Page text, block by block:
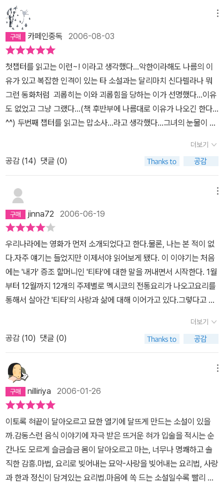
말하지 않은 걸 알려드릴까요? 우리 할머니는 아주 재미있는 이론을
가지고 계셨어요. 우리 모두 몸 안에 성냥갑 하나씩을 가지고 태어나
지만 혼자서는 그 성냥에 불을 당길 수 없다고 하셨죠. 방금 한 실험에
서처럼 산소와 촛불의 도움이 필요하다는 거예요. 예를 들어 산소는
사랑하는 사람의 입김이 될 수 있습니다. 그리고 촛불은 펑 하고 성냥
불을 일으켜줄 수 있는 음식이나 음악, 애무, 언어, 소리가 되겠지요.
잠시 동안 우리는 그 강렬한 느낌에 현혹됩니다. 우리 몸 안에서는 따
듯한 열기가 피어오르지요. 이것은 시간이 흐르면서 조금씩 사라지지
만 나중에 다시 그 불길을 되살릴 수 있는 또 다른 폭발이 일어납니다.
사람들은 각자 살아가기 위해 자신의 불곷을 일으켜줄 수 있는 것이
무엇인지 찾아야만 합니다. 그 불꽃이 일면서 생기는 연소 작용이 영
개비의 불도 지필 수 없게 됩니다. 이렇게 되면 영혼은 육체에서 달아
나 자신을 살찌워 줄 양식을 찾아 홀로 칠흑같이 어두운 곳을 헤매게
됩니다. 남겨두고 온 차갑고 힘없는 육체만이 그 양식을 줄 수 있다는
것을 모르고 말입니다.” 아! 얼마나 맞는 말인가! 티타는 그 누구보다
도 그 말에 공감했다. 티타는 불행히도 자신의 성냥이 이미 축축해져
서 곰팡이가 가득 슬어 있다는 것을 인정해야만 했다. 이제 다시는 그
누구도 불을 지필 수 없었다. 더 안타까운 것은 무엇이 자신의 불씨를
일으켜줄 수 있는지 알고 있는데도 성냥에 불이 붙으려고 할 때마다
도 한 듯 계속 말을 이었다. “그래서 차가운 입김을 가진 사람들에게
서는 멀리 떨어져 있어야 합니다. 그런 사람이 옆에 있는 것만으로도
가장 강렬한 불길이 꺼질 수 있으니까요. 그 결과는 우리도 이미 잘 알
고 있지 않습니까? 우리가 그런 사람들에게서 멀리 떨어져 있을수록
그 입김으로부터 우리 자신을 보호하기가 훨씬 더 수월하답니다.” 존
은 양손으로 티타의 한쪽 손을 감싸며 간단히 덧붙였다. “축축해진 성
냥갑을 말릴 수 있는 방법은 아주 많이 있어요. 그러니 안심하세요.”
(124-126)
라 펼쳐지는 것은 찬란한 음식의 향연이다. 1월부터 12월까지 단락을
붙여, 작가는 열 두가지 화려한 요리들을 펼쳐보인다. 요리의 복잡한
레시피만큼이나 심리묘사는 오묘하고 감칠맛난다.
카페인중독 2006-08-03
첫챕터를 읽고는 이런~! 이라고 생각했다...악한이라해도 나름의 이
유가 있고 복잡한 인격이 있는 타 소설과는 달리마치 신다렐라나 뭐
그런 동화처럼 괴롭히는 이와 괴롭힘을 당하는 이가 선명했다...이유
도 없었고 그냥 그랬다...(책 후반부에 나름대로 이유가 나오긴 한다...
^^) 두번째 챕터를 읽고는 맙소사...라고 생각했다...그녀의 눈물이 너
은이들은 모두 슬퍼졌고 토해댔다...말도 안됨에 머리가 띵했다... 그
러나...난 그 다음부터 책을 놓을 수 없었다...단순한 인물들의 극단적
인 성격이든 어이없는 줄거리든그 어떤 것도 이 책이 주는 즐거움에
장애가 될 순 없었다...오히려 그 어이없음과 단순함이동화와 소설의
경계에서 색다른 아름다움을 창조하여그녀가 음식을 통해 마법같이
전하는 메시지처럼...소설이 전하는 마법같은 메시지에.. 사로잡힌 것
이였다... 때론 관능적인 묘사도 나오는데...그게...관능적인 묘사가
그렇게 마녀의 스프단지마냥...신기함 반.. 황당함 반...그래서 관능적
이기라기보다 오히려 귀여운 동화같이 묘사가 되는데그런 독특함을
머라 말해야 할지 모르겠다... '기존의 남성문학에서 소외되어 있던 부
엌과 음식이라는 소재를 전면에 부각시켜 요리문학이라는 새로운 장
르를 연 작품' 이라는데...난 솔직히 요리라는 소재보다는 기존소설에
서 볼수 없었던그녀의 동화스럽기도하고 소설스럽기도한 화법이오히
려 더 독특하고 매력적이라 느꼈다... 달콤 쌉싸름한 초콜릿이라...
더보기
공감 (14) 댓글 (0)
jinna72 2006-06-19
우리나라에는 영화가 먼저 소개되었다고 한다.물론, 나는 본 적이 없
다.자주 얘기는 들었지만 이제서야 읽어보게 됐다. 이 이야기는 처음
에는 '내가' 증조 할머니인 '티타'에 대한 말을 꺼내면서 시작한다. 1월
부터 12월까지 12개의 주제별로 멕시코의 전통요리가 나오고요리를
통해서 살아간 '티타'의 사랑과 삶에 대해 이어가고 있다.그렇다고 요
않다는걸 금방 알 수 있었다. 막내딸은 결혼도 하지 못하고 어머니가
죽는 순간까지 모셔야한다는 이상한 전통을 가지고 있는 집안에서 막
내딸로 태어난 티타는이러한 전통때문에 사랑하는 '페드로'가 자신의
언니와 결혼하는 것을 보아야했고, 어머니가 살아있던 인생의 대부분
을 그런한 불합리와 맞서 싸워야한다는 생각과전통을 강요하는 어머
니의 강압사이에서 괴로워하며 살아간다. 그런한 이야기들이 '요리'와
'티타'(그녀는 그 집안의 요리사였던 나차가 죽은 이후로 그 집안의 요
리사가 되었고, 요리에 관해서 천부적인 소질과 요리의 사랑의 받고
있었다.)를 통해 함께 이어가고 있었다. 그녀의 삶의 시작부터 삶이
끝나기까지이어지는 '요리'와 '티타'는 확실히 신선하다. 최초의 요리
문학. 이라는 수식어가 붙어 다닐만 하다. 종반엔 그 저주받은 전통을
드디어 깨버린 '티타'와 '페드로'에게 박수를 보낸다. 내가 원하는 삶
더보기
공감 (10) 댓글 (0)
nilliriya 2006-01-26
이토록 혀끝이 달아오르고 묘한 열기에 달뜨게 만드는 소설이 있을
까.감동스런 음식 이야기에 자극 받은 뜨거운 혀가 입술을 적시는 순
간나도 모르게 슬금슬금 몸이 달아오르고 마는, 너무나 명쾌하고 솔
직한 감흥.마법, 요리로 빚어내는 묘약-사랑을 빚어내는 요리법, 사랑
과 한과 정신이 담겨있는 요리법.마음에 쏙 드는 소설일수록 빨리 읽